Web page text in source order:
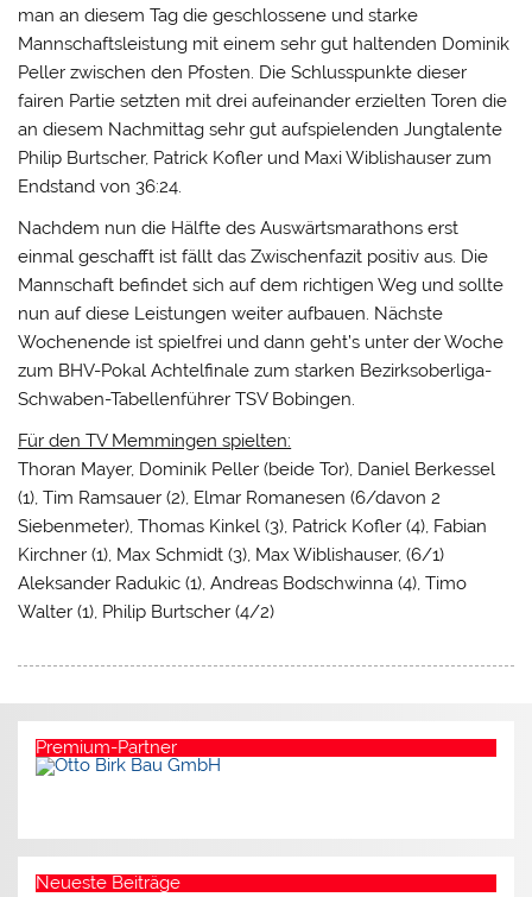
man an diesem Tag die geschlossene und starke
Mannschaftsleistung mit einem sehr gut haltenden Dominik
Peller zwischen den Pfosten. Die Schlusspunkte dieser
fairen Partie setzten mit drei aufeinander erzielten Toren die
an diesem Nachmittag sehr gut aufspielenden Jungtalente
Philip Burtscher, Patrick Kofler und Maxi Wiblishauser zum
Endstand von 36:24.
Nachdem nun die Hälfte des Auswärtsmarathons erst
einmal geschafft ist fällt das Zwischenfazit positiv aus. Die
Mannschaft befindet sich auf dem richtigen Weg und sollte
nun auf diese Leistungen weiter aufbauen. Nächste
Wochenende ist spielfrei und dann geht’s unter der Woche
zum BHV-Pokal Achtelfinale zum starken Bezirksoberliga-
Schwaben-Tabellenführer TSV Bobingen.
Für den TV Memmingen spielten:
Thoran Mayer, Dominik Peller (beide Tor), Daniel Berkessel
(1), Tim Ramsauer (2), Elmar Romanesen (6/davon 2
Siebenmeter), Thomas Kinkel (3), Patrick Kofler (4), Fabian
Kirchner (1), Max Schmidt (3), Max Wiblishauser, (6/1)
Aleksander Radukic (1), Andreas Bodschwinna (4), Timo
Walter (1), Philip Burtscher (4/2)
Premium-Partner
Neueste Beiträge